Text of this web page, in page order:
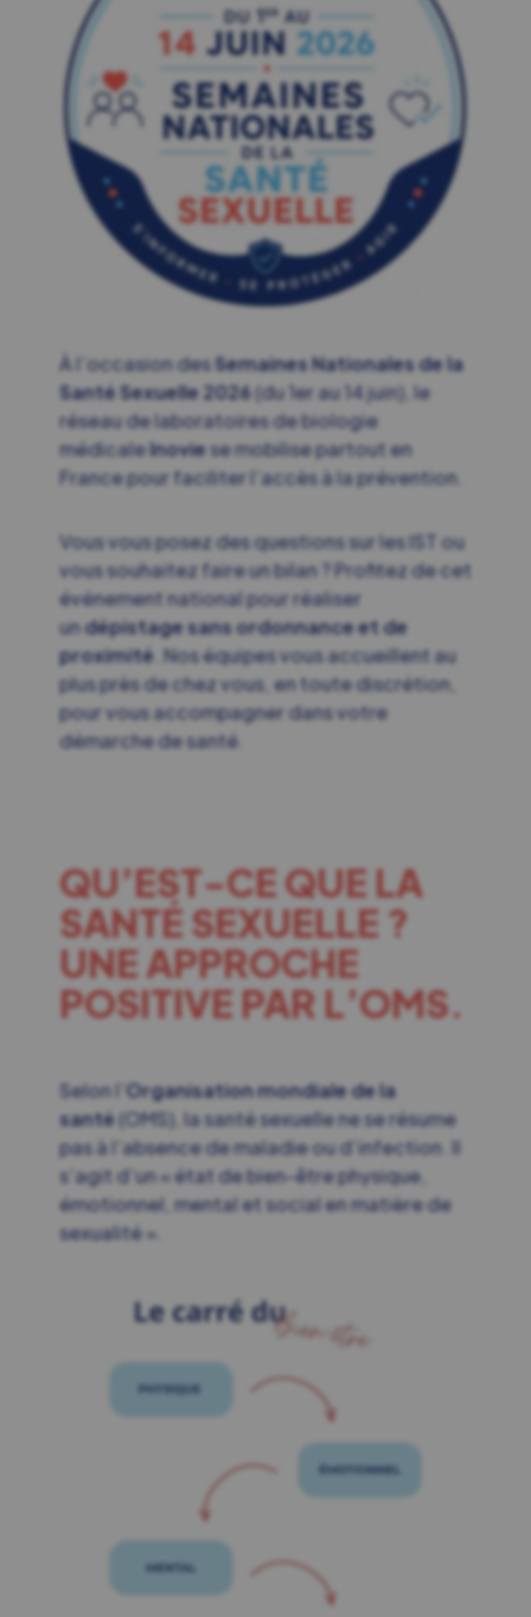
À l’occasion desSemaines Nationales de la
Santé Sexuelle 2026(du 1er au 14 juin), le
réseau de laboratoires de biologie
médicaleInoviese mobilise partout en
France pour faciliter l’accès à la prévention.
Vous vous posez des questions sur les IST ou
vous souhaitez faire un bilan ? Profitez de cet
événement national pour réaliser
undépistage sans ordonnance et de
proximité . Nos équipes vous accueillent au
plus près de chez vous, en toute discrétion,
pour vous accompagner dans votre
démarche de santé.
QU’EST-CE QUE LA
SANTÉ SEXUELLE ?
UNE APPROCHE
POSITIVE PAR L’OMS.
Selon l’ Organisation mondiale de la
santé(OMS), la santé sexuelle ne se résume
pas à l’absence de maladie ou d’infection. Il
s’agit d’un« état de bien-être physique,
émotionnel, mental et social en matière de
sexualité »